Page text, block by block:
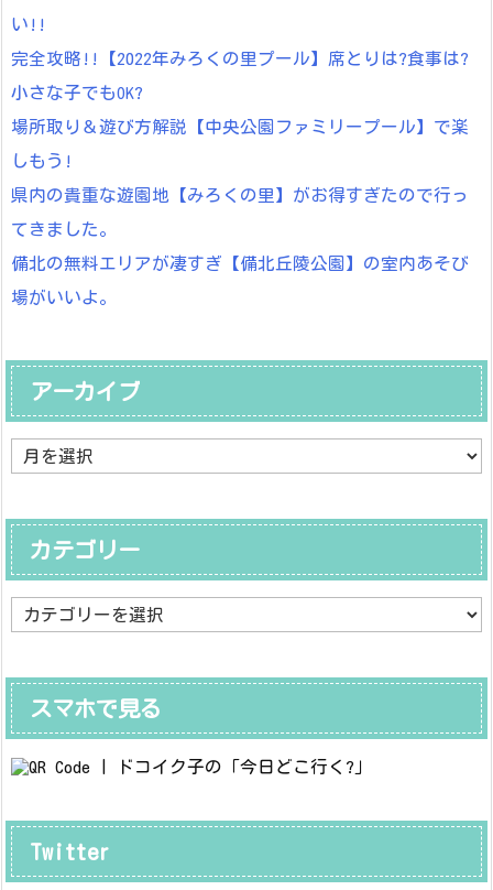
い!!
完全攻略!!【2022年みろくの里プール】席とりは?食事は?
小さな子でもOK?
場所取り＆遊び方解説【中央公園ファミリープール】で楽
しもう!
県内の貴重な遊園地【みろくの里】がお得すぎたので行っ
てきました。
備北の無料エリアが凄すぎ【備北丘陵公園】の室内あそび
場がいいよ。
アーカイブ
ア
ー
ブ
カテゴリー
テ
ー
スマホで見る
Twitter